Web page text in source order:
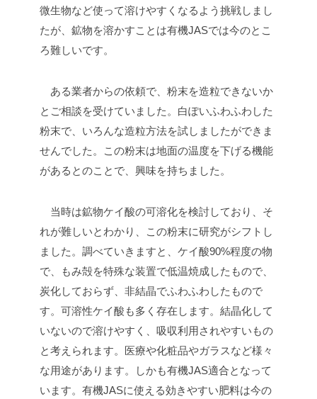
微生物など使って溶けやすくなるよう挑戦しまし
たが、鉱物を溶かすことは有機JASでは今のとこ
ろ難しいです。
ある業者からの依頼で、粉末を造粒できないか
とご相談を受けていました。白ぽいふわふわした
粉末で、いろんな造粒方法を試しましたができま
せんでした。この粉末は地面の温度を下げる機能
があるとのことで、興味を持ちました。
当時は鉱物ケイ酸の可溶化を検討しており、そ
れが難しいとわかり、この粉末に研究がシフトし
ました。調べていきますと、ケイ酸90%程度の物
で、もみ殻を特殊な装置で低温焼成したもので、
炭化しておらず、非結晶でふわふわしたもので
す。可溶性ケイ酸も多く存在します。結晶化して
いないので溶けやすく、吸収利用されやすいもの
と考えられます。医療や化粧品やガラスなど様々
な用途があります。しかも有機JAS適合となって
います。有機JASに使える効きやすい肥料は今の